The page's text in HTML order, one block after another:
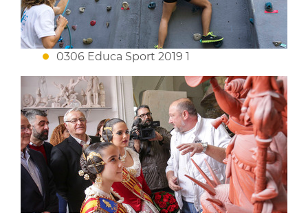
0306 Educa Sport 2019 1